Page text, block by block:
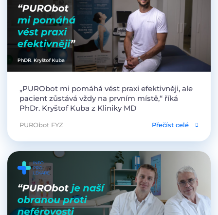
„PURObot mi pomáhá vést praxi efektivněji, ale
pacient zůstává vždy na prvním místě,“ říká
PhDr. Kryštof Kuba z Kliniky MD
PURObot FYZ Přečíst celé